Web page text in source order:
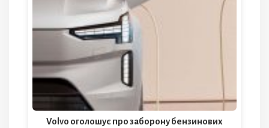
Volvo оголошує про заборону бензинових